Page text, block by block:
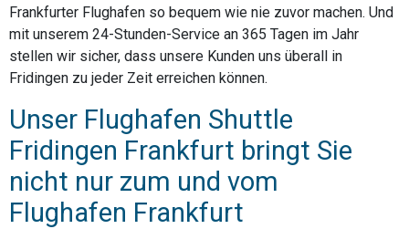
Frankfurter Flughafen so bequem wie nie zuvor machen. Und
mit unserem 24-Stunden-Service an 365 Tagen im Jahr
stellen wir sicher, dass unsere Kunden uns überall in
Fridingen zu jeder Zeit erreichen können.
Unser Flughafen Shuttle
Fridingen Frankfurt bringt Sie
nicht nur zum und vom
Flughafen Frankfurt